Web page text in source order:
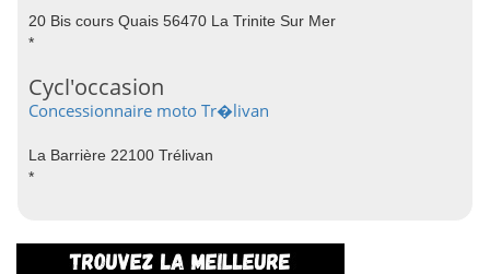
20 Bis cours Quais 56470 La Trinite Sur Mer
*
Cycl'occasion
Concessionnaire moto Tr�livan
La Barrière 22100 Trélivan
*